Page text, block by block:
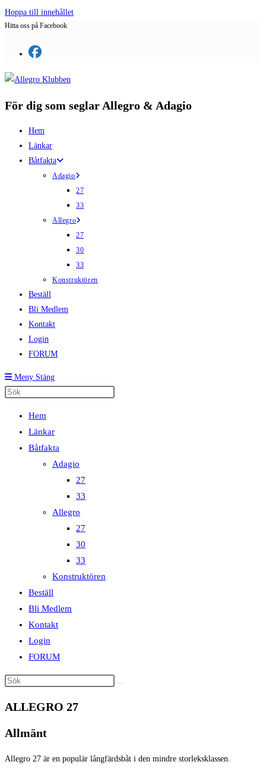
Hoppa till innehållet
Hitta oss på Facebook
För dig som seglar Allegro & Adagio
Hem
Länkar
Båtfakta
Adagio
27
33
Allegro
27
30
33
Konstruktören
Beställ
Bli Medlem
Kontakt
Login
FORUM
Meny Stäng
Hem
Länkar
Båtfakta
Adagio
27
33
Allegro
27
30
33
Konstruktören
Beställ
Bli Medlem
Kontakt
Login
FORUM
ALLEGRO 27
Allmänt
Allegro 27 är en populär långfärdsbåt i den mindre storleksklassen.